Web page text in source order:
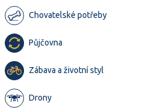
Chovatelské potřeby
Půjčovna
Zábava a životní styl
Drony